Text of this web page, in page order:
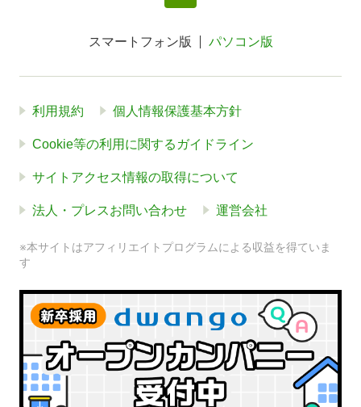
スマートフォン版 パソコン版
利用規約 個人情報保護基本方針
Cookie等の利用に関するガイドライン
サイトアクセス情報の取得について
法人・プレスお問い合わせ 運営会社
※本サイトはアフィリエイトプログラムによる収益を得ていま
す